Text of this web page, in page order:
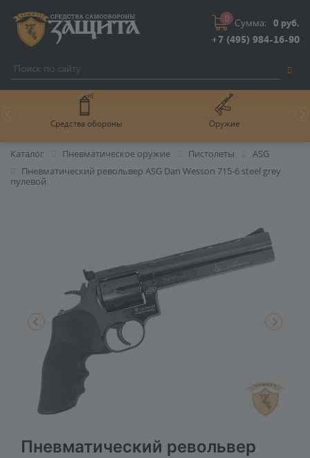
+7 (495) 984-16-90
0 Сумма: 0 руб.
Средства обороны Оружие
Каталог Пневматическое оружие Пистолеты
ASG
Пневматический револьвер ASG Dan Wesson 715-6 steel grey
пулевой
Пневматический револьвер